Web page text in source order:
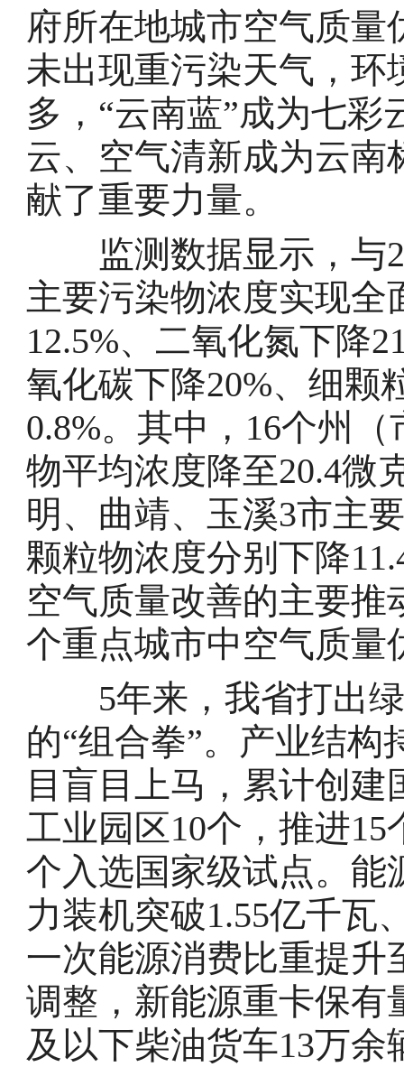
府所在地城市空气质
未出现重污染天气，环
多，“云南蓝”成为七
云、空气清新成为云
献了重要力量。
监测数据显示，与
主要污染物浓度实现全
12.5%、二氧化氮下降
氧化碳下降20%、细颗
0.8%。其中，16个州
物平均浓度降至20.4微
明、曲靖、玉溪3市主
颗粒物浓度分别下降
空气质量改善的主要推
个重点城市中空气质量
5年来，我省打出绿
的“组合拳”。产业结构
目盲目上马，累计创
工业园区10个，推进
个入选国家级试点。能
力装机突破1.55亿千瓦
一次能源消费比重提升
调整，新能源重卡保有
及以下柴油货车13万